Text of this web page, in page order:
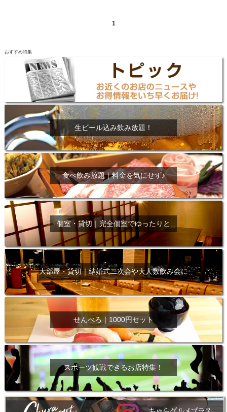
1
おすすめ特集
生ビール込み飲み放題！
食べ飲み放題｜料金を気にせず♪
個室・貸切｜完全個室でゆったりと
大部屋・貸切｜結婚式二次会や大人数飲み会に
せんべろ｜1000円セット
スポーツ観戦できるお店特集！